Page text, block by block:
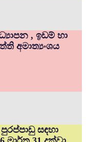
, ඉඩම් හා
අමාත්‍යංශය
සඳහා